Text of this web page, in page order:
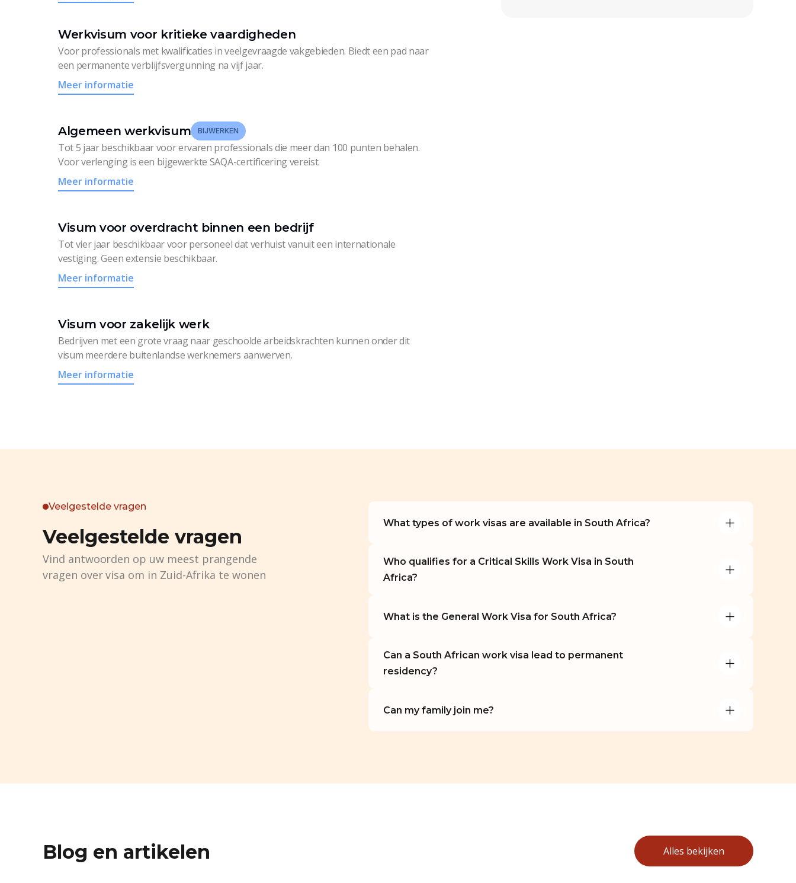
Werkvisum voor kritieke vaardigheden
Voor professionals met kwalificaties in veelgevraagde vakgebieden. Biedt een pad naar
een permanente verblijfsvergunning na vijf jaar.
Meer informatie
Algemeen werkvisum BIJWERKEN
Tot 5 jaar beschikbaar voor ervaren professionals die meer dan 100 punten behalen.
Voor verlenging is een bijgewerkte SAQA-certificering vereist.
Meer informatie
Visum voor overdracht binnen een bedrijf
Tot vier jaar beschikbaar voor personeel dat verhuist vanuit een internationale
vestiging. Geen extensie beschikbaar.
Meer informatie
Visum voor zakelijk werk
Bedrijven met een grote vraag naar geschoolde arbeidskrachten kunnen onder dit
visum meerdere buitenlandse werknemers aanwerven.
Meer informatie
Veelgestelde vragen
Veelgestelde vragen
Vind antwoorden op uw meest prangende
vragen over visa om in Zuid-Afrika te wonen
What types of work visas are available in South Africa?
Who qualifies for a Critical Skills Work Visa in South
Africa?
What is the General Work Visa for South Africa?
Can a South African work visa lead to permanent
residency?
Can my family join me?
Blog en artikelen Alles bekijken